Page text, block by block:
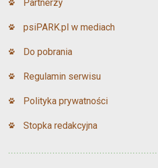
Partnerzy
psiPARK.pl w mediach
Do pobrania
Regulamin serwisu
Polityka prywatności
Stopka redakcyjna